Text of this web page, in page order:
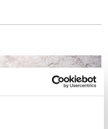
עצמו, שעשויים לפגוש כל אחד